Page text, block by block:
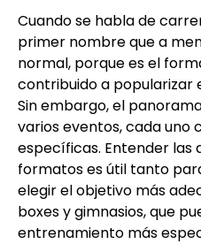
Cuando se habla de
primer nombre que a
normal, porque es el
contribuido a popularizar
Sin embargo, el
varios eventos, cada
específicas. Entender las
formatos es útil tanto
elegir el objetivo más
boxes y gimnasios, que
entrenamiento más